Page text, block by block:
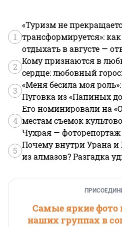
1
«Туризм не
трансформируется»:
отдыхать в августе —
2
Кому признаются в
сердце: любовный
3
«Меня бесила моя
Пуговка из «Папиных
4
Его номинировали на
местам съемок
Чухрая — фоторепортаж
5
Почему внутри Урана
из алмазов? Разгадка
Самые яркие фото
наших группах в